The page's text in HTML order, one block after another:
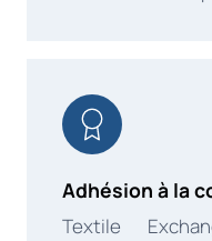
Adhésion à la
Textile